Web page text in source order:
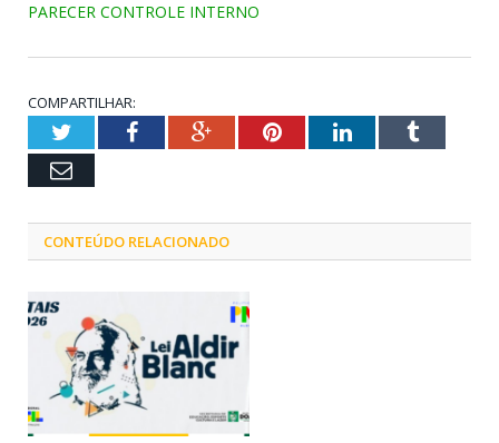
PARECER CONTROLE INTERNO
COMPARTILHAR:
TwitterFacebookGoogle+PinterestLinkedInTumblr
Email
CONTEÚDO RELACIONADO